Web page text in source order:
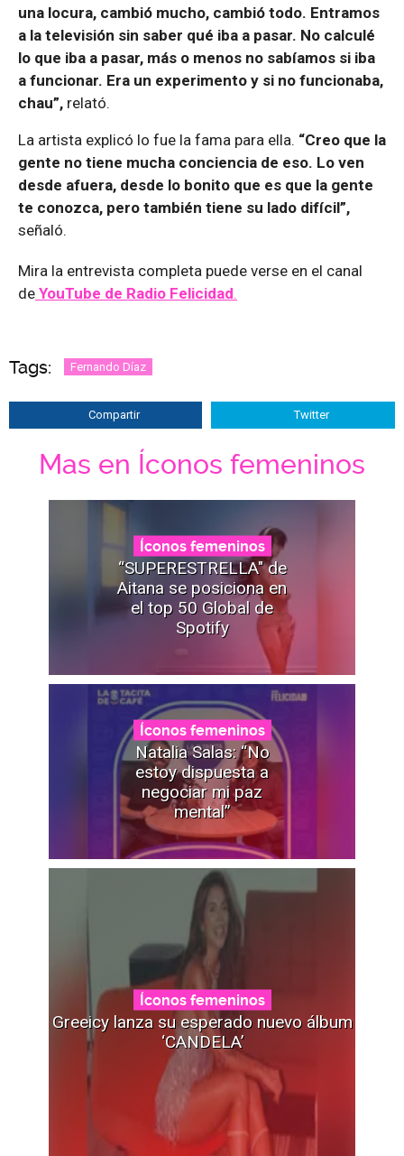
una locura, cambió mucho, cambió todo. Entramos
a la televisión sin saber qué iba a pasar. No calculé
lo que iba a pasar, más o menos no sabíamos si iba
a funcionar. Era un experimento y si no funcionaba,
chau”, relató.
La artista explicó lo fue la fama para ella. “Creo que la
gente no tiene mucha conciencia de eso. Lo ven
desde afuera, desde lo bonito que es que la gente
te conozca, pero también tiene su lado difícil”,
señaló.
Mira la entrevista completa puede verse en el canal
de YouTube de Radio Felicidad.
Tags: Fernando Díaz
Compartir Twitter
Mas en Íconos femeninos
Íconos femeninos
“SUPERESTRELLA" de
Aitana se posiciona en
el top 50 Global de
Spotify
Íconos femeninos
Natalia Salas: “No
estoy dispuesta a
negociar mi paz
mental”
Íconos femeninos
Greeicy lanza su esperado nuevo álbum
‘CANDELA’